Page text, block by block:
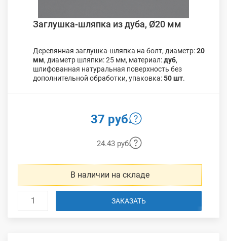
Заглушка-шляпка из дуба, Ø20 мм
Деревянная заглушка-шляпка на болт, диаметр:20
мм, диаметр шляпки: 25 мм, материал:дуб,
шлифованная натуральная поверхность без
дополнительной обработки, упаковка:50 шт.
37 руб.
24.43 руб.
В наличии на складе
ЗАКАЗАТЬ